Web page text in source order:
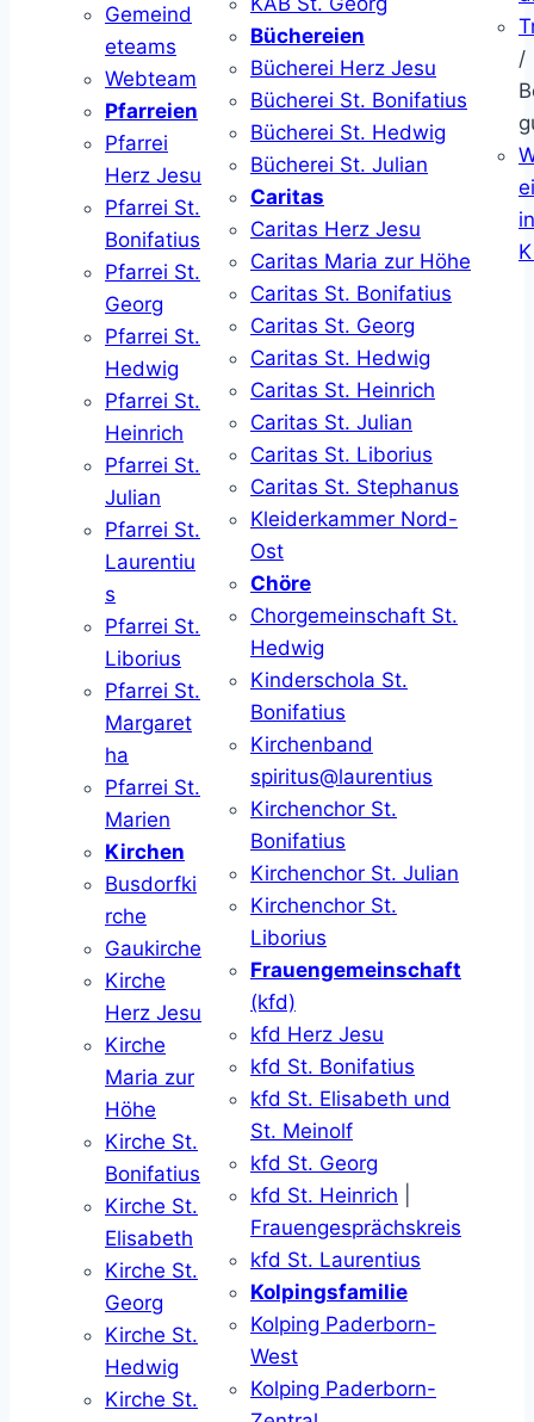
Gemeind
eteams
Webteam
Pfarreien
Pfarrei
Herz Jesu
Pfarrei St.
Bonifatius
Pfarrei St.
Georg
Pfarrei St.
Hedwig
Pfarrei St.
Heinrich
Pfarrei St.
Julian
Pfarrei St.
Laurentiu
s
Pfarrei St.
Liborius
Pfarrei St.
Margaret
ha
Pfarrei St.
Marien
Kirchen
Busdorfki
rche
Gaukirche
Kirche
Herz Jesu
Kirche
Maria zur
Höhe
Kirche St.
Bonifatius
Kirche St.
Elisabeth
Kirche St.
Georg
Kirche St.
Hedwig
Kirche St.
Büchereien
Bücherei Herz Jesu
Bücherei St. Bonifatius
Bücherei St. Hedwig
Bücherei St. Julian
Caritas
Caritas Herz Jesu
Caritas Maria zur Höhe
Caritas St. Bonifatius
Caritas St. Georg
Caritas St. Hedwig
Caritas St. Heinrich
Caritas St. Julian
Caritas St. Liborius
Caritas St. Stephanus
Kleiderkammer Nord-
Ost
Chöre
Chorgemeinschaft St.
Hedwig
Kinderschola St.
Bonifatius
Kirchenband
spiritus@laurentius
Kirchenchor St.
Bonifatius
Kirchenchor St. Julian
Kirchenchor St.
Liborius
Frauengemeinschaft
(kfd)
kfd Herz Jesu
kfd St. Bonifatius
kfd St. Elisabeth und
St. Meinolf
kfd St. Georg
kfd St. Heinrich
Frauengesprächskreis
kfd St. Laurentius
Kolpingsfamilie
Kolping Paderborn-
West
Kolping Paderborn-
/